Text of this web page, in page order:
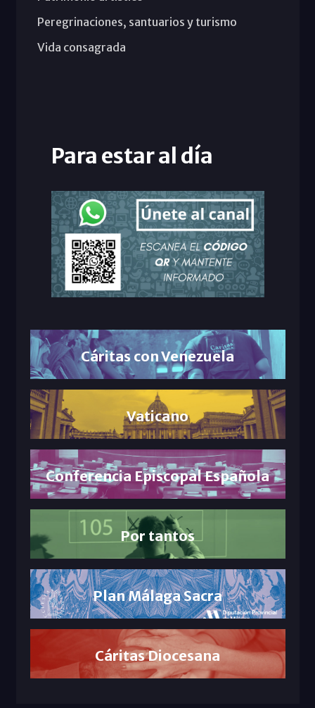
Peregrinaciones, santuarios y turismo
Vida consagrada
Para estar al día
Cáritas con Venezuela
Vaticano
Conferencia Episcopal Española
Por tantos
Plan Málaga Sacra
Cáritas Diocesana